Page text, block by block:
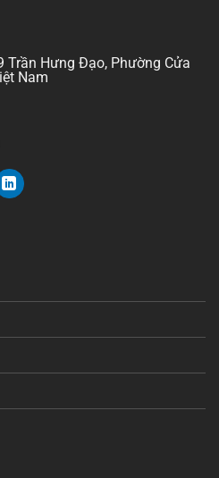
Trần Hưng Đạo, Phường Cửa
Nam